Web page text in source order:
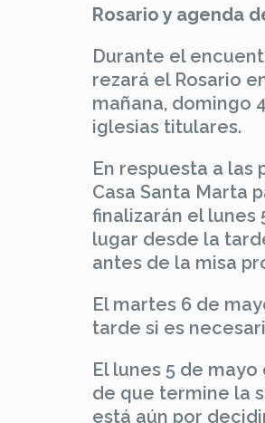
Rosario y agenda
Durante el
rezará el Rosario
mañana, domingo
iglesias titulares.
En respuesta a
Casa Santa Marta
finalizarán el lunes
lugar desde la
antes de la misa
El martes 6 de
tarde si es
El lunes 5 de
de que termine la
está aún por